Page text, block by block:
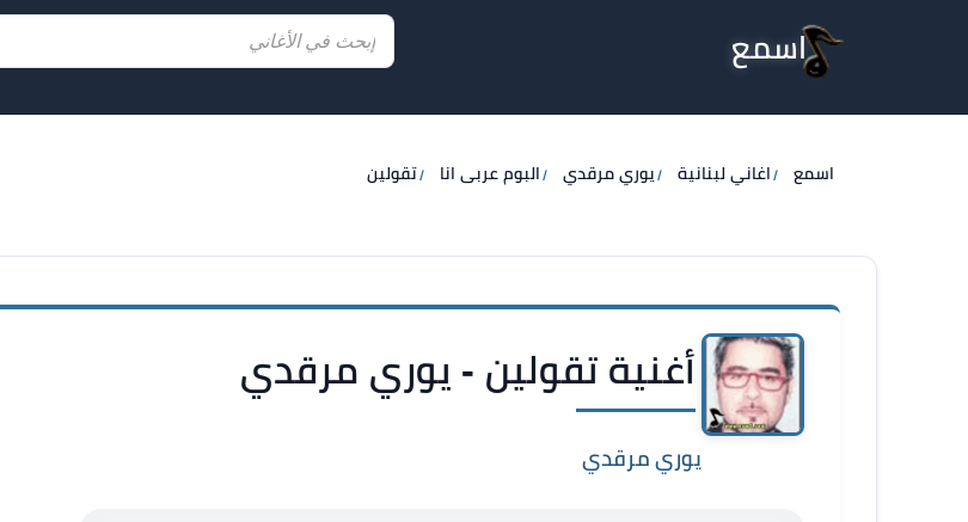
اسمع
اسمع اغاني لبنانية يوري مرقدي البوم عربى انا تقولين
أغنية تقولين - يوري مرقدي
يوري مرقدي